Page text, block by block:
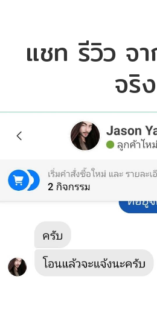
แชท รีวิว จ
จริง